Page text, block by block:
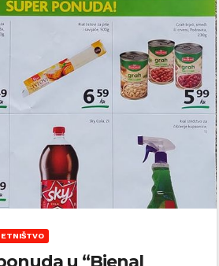
u “Bienal